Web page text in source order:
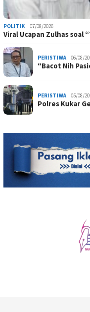
POLITIK 07/08/2026
Viral Ucapan Zulhas soal
PERISTIWA 06/08/
“Bacot Nih
PERISTIWA 05/08/
Polres Kukar